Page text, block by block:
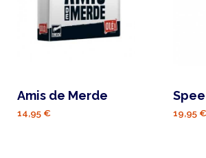
Amis de Merde
14,95 € 19,95 €